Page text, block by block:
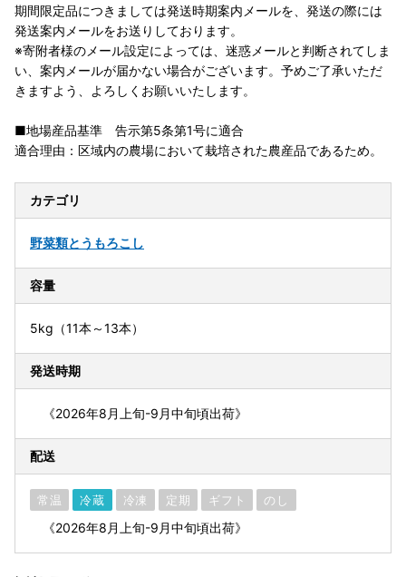
期間限定品につきましては発送時期案内メールを、発送の際には
発送案内メールをお送りしております。
※寄附者様のメール設定によっては、迷惑メールと判断されてしま
い、案内メールが届かない場合がございます。予めご了承いただ
きますよう、よろしくお願いいたします。
■地場産品基準 告示第5条第1号に適合
適合理由：区域内の農場において栽培された農産品であるため。
カテゴリ
野菜類とうもろこし
容量
5kg（11本～13本）
発送時期
《2026年8月上旬-9月中旬頃出荷》
配送
常温 冷蔵 冷凍 定期 ギフト のし
《2026年8月上旬-9月中旬頃出荷》